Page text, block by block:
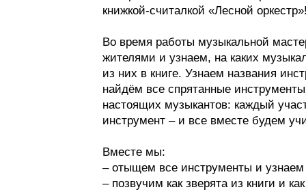
книжкой-считалкой «Лесной
Во время работы музыкальной
жителями и узнаем, на каких
из них в книге. Узнаем названия
найдём все спрятанные
настоящих музыкантов: каждый
инструмент – и все вместе будем
Вместе мы:
– отыщем все инструменты и узнаем
– позвучим как зверята из книги и